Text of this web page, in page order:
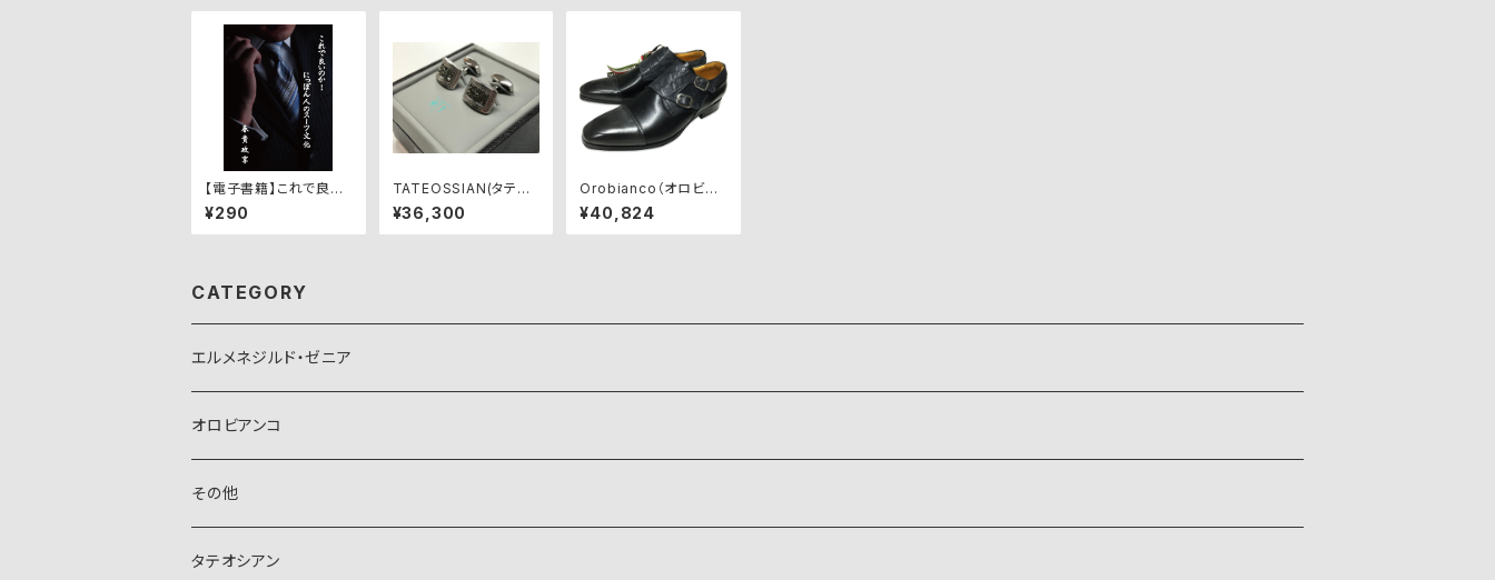
【電子書籍】これで良い
のか！にっぽん人のスー
ツ文化
¥290
TATEOSSIAN(タテオ
シアン)カフリンクス C
F0019
¥36,300
Orobianco（オロビア
ンコ）ビジネスシューズ
【SAVONA】GRIGIO/N
ERO
¥40,824
CATEGORY
エルメネジルド・ゼニア
オロビアンコ
その他
タテオシアン